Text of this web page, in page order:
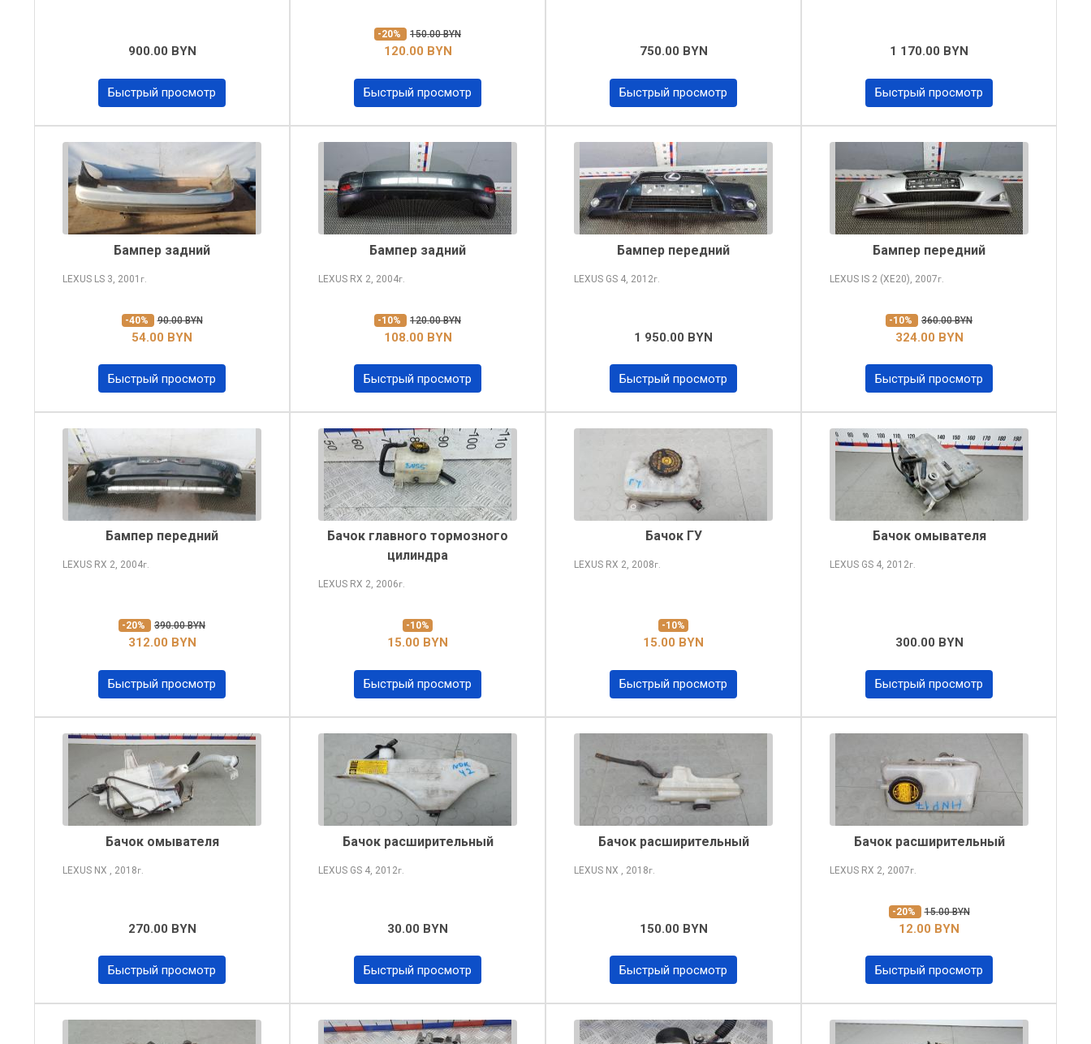
900.00 BYN
Быстрый просмотр
-20% 150.00 BYN
120.00 BYN
Быстрый просмотр
750.00 BYN
Быстрый просмотр
1 170.00 BYN
Быстрый просмотр
Бампер задний
LEXUS LS 3, 2001 г.
-40% 90.00 BYN
54.00 BYN
Быстрый просмотр
Бампер задний
LEXUS RX 2, 2004г.
-10% 120.00 BYN
108.00 BYN
Быстрый просмотр
Бампер передний
LEXUS GS 4, 2012г.
1 950.00 BYN
Быстрый просмотр
Бампер передний
LEXUS IS 2 (XE20), 2007г.
-10% 360.00 BYN
324.00 BYN
Быстрый просмотр
Бампер передний
LEXUS RX 2, 2004г.
-20% 390.00 BYN
312.00 BYN
Быстрый просмотр
Бачок главного тормозного
цилиндра
LEXUS RX 2, 2006г.
-10%
15.00 BYN
Быстрый просмотр
Бачок ГУ
LEXUS RX 2, 2008г.
-10%
15.00 BYN
Быстрый просмотр
Бачок омывателя
LEXUS GS 4, 2012г.
300.00 BYN
Быстрый просмотр
Бачок омывателя
LEXUS NX , 2018г.
270.00 BYN
Быстрый просмотр
Бачок расширительный
LEXUS GS 4, 2012г.
30.00 BYN
Быстрый просмотр
Бачок расширительный
LEXUS NX , 2018г.
150.00 BYN
Быстрый просмотр
Бачок расширительный
LEXUS RX 2, 2007г.
-20% 15.00 BYN
12.00 BYN
Быстрый просмотр